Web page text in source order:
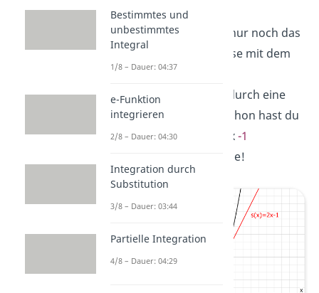
Jetzt verbindest du nur noch das
Kreuz
auf der y-Achse mit dem
Kreuzam Ende des
Steigungsdreiecks durch eine
gerade Linie. Und schon hast du
dieSekante x-1
eingezeichnet. Klasse!
Bestimmtes und
unbestimmtes
Integral
1/8 – Dauer: 04:37
e-Funktion
integrieren
2/8 – Dauer: 04:30
Integration durch
Substitution
3/8 – Dauer: 03:44
Partielle Integration
4/8 – Dauer: 04:29